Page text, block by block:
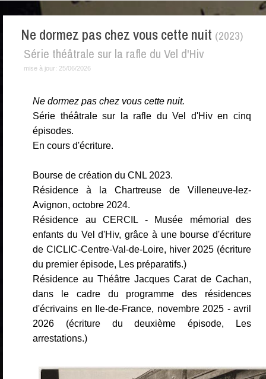
Ne dormez pas chez vous cette nuit (2023)
Série théâtrale sur la rafle du Vel d'Hiv
mise à jour: 25/06/2026
Ne dormez pas chez vous cette nuit.
Série théâtrale sur la rafle du Vel d'Hiv en cinq
épisodes.
En cours d'écriture.
Bourse de création du CNL 2023.
Résidence à la Chartreuse de Villeneuve-lez-
Avignon, octobre 2024.
Résidence au CERCIL - Musée mémorial des
enfants du Vel d'Hiv, grâce à une bourse d'écriture
de CICLIC-Centre-Val-de-Loire, hiver 2025 (écriture
du premier épisode, Les préparatifs.)
Résidence au Théâtre Jacques Carat de Cachan,
dans le cadre du programme des résidences
d'écrivains en Ile-de-France, novembre 2025 - avril
2026 (écriture du deuxième épisode, Les
arrestations.)